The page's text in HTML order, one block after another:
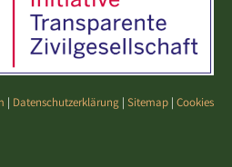
| Datenschutzerklärung | Sitemap | Cookies